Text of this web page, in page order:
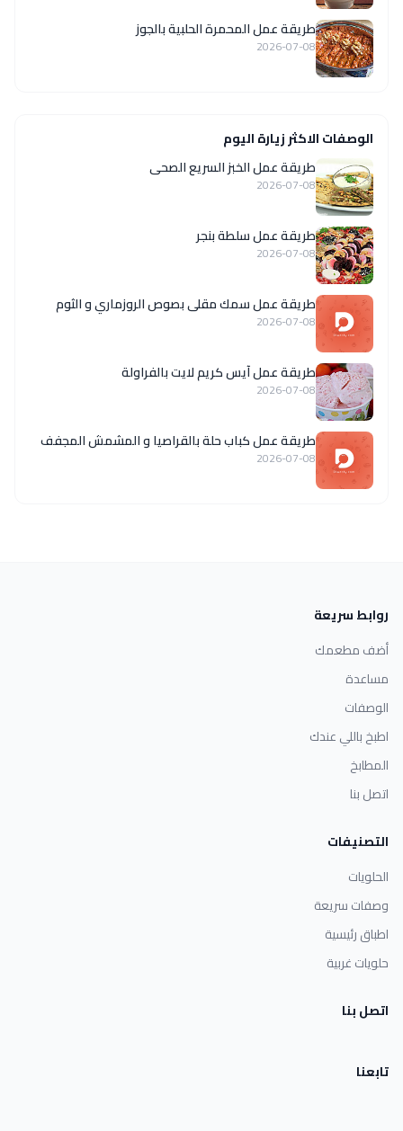
طريقة عمل المحمرة الحلبية بالجوز
2026-07-08
الوصفات الاكثر زيارة اليوم
طريقة عمل الخبز السريع الصحى
2026-07-08
طريقة عمل سلطة بنجر
2026-07-08
طريقة عمل سمك مقلى بصوص الروزماري و الثوم
2026-07-08
طريقة عمل آيس كريم لايت بالفراولة
2026-07-08
طريقة عمل كباب حلة بالقراصيا و المشمش المجفف
2026-07-08
روابط سريعة
أضف مطعمك
مساعدة
الوصفات
اطبخ باللي عندك
المطابخ
اتصل بنا
التصنيفات
الحلويات
وصفات سريعة
اطباق رئيسية
حلويات غربية
اتصل بنا
تابعنا